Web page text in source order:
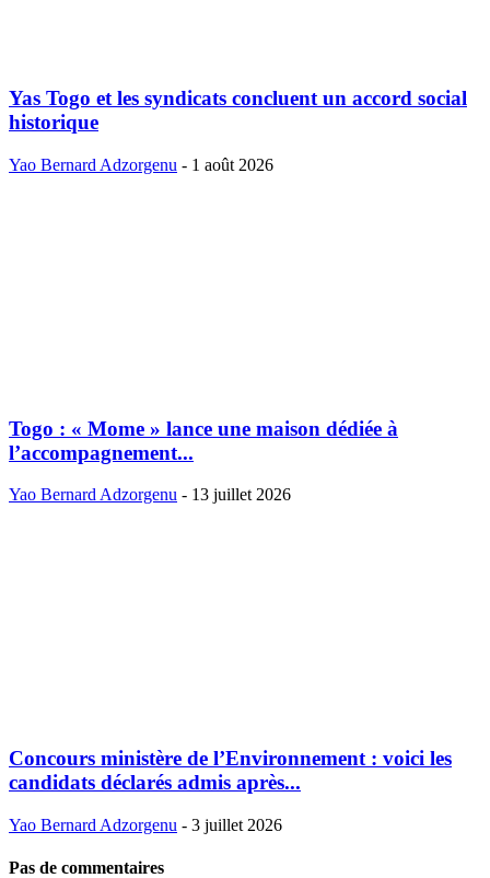
Yas Togo et les syndicats concluent un accord social
historique
Yao Bernard Adzorgenu - 1 août 2026
Togo : « Mome » lance une maison dédiée à
l’accompagnement...
Yao Bernard Adzorgenu - 13 juillet 2026
Concours ministère de l’Environnement : voici les
candidats déclarés admis après...
Yao Bernard Adzorgenu - 3 juillet 2026
Pas de commentaires